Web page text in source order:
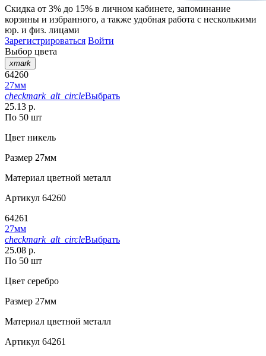
Скидка от 3% до 15% в личном кабинете, запоминание
корзины и избранного, а также удобная работа с несколькими
юр. и физ. лицами
Зарегистрироваться Войти
Выбор цвета
xmark
64260
27мм
checkmark_alt_circleВыбрать
25.13 р.
По 50 шт
Цвет никель
Размер 27мм
Материал цветной металл
Артикул 64260
64261
27мм
checkmark_alt_circleВыбрать
25.08 р.
По 50 шт
Цвет серебро
Размер 27мм
Материал цветной металл
Артикул 64261